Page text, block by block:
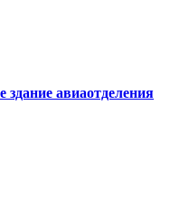
авиаотделения